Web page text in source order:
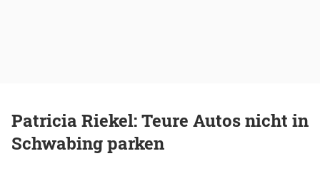
Patricia Riekel: Teure Autos nicht in
Schwabing parken